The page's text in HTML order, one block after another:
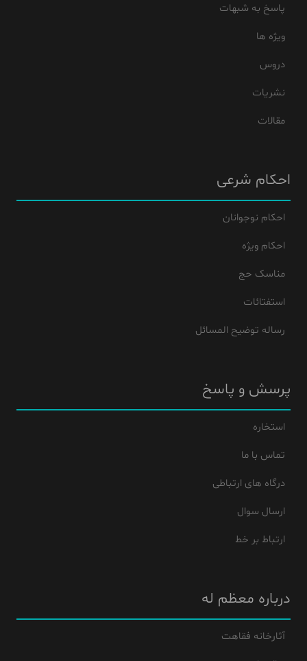
پاسخ به شبهات
ویژه ها
دروس
نشریات
مقالات
احکام شرعی
احکام نوجوانان
احکام ویژه
مناسک حج
استفتائات
رساله توضیح المسائل
پرسش و پاسخ
استخاره
تماس با ما
درگاه های ارتباطی
ارسال سوال
ارتباط بر خط
درباره معظم له
آثارخانه فقاهت